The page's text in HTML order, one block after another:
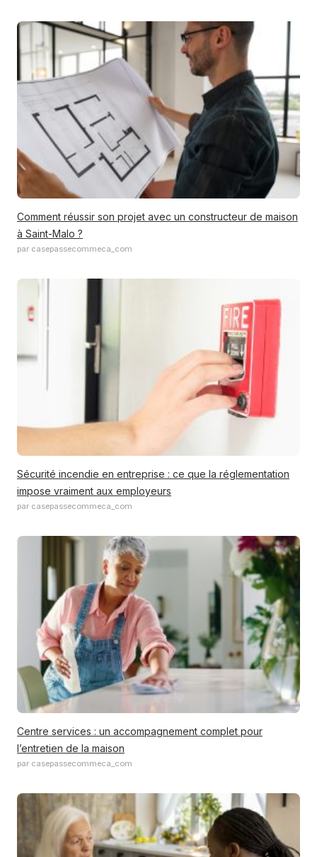
Comment réussir son projet avec un constructeur de maison
à Saint-Malo ?
par casepassecommeca_com
Sécurité incendie en entreprise : ce que la réglementation
impose vraiment aux employeurs
par casepassecommeca_com
Centre services : un accompagnement complet pour
l’entretien de la maison
par casepassecommeca_com